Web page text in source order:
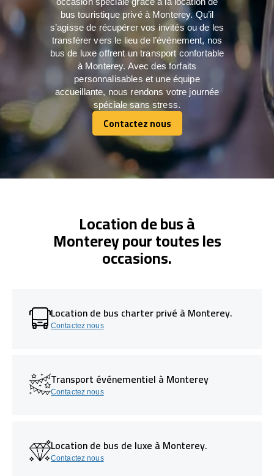
bus touristique privé à Monterey. Qu’il
s’agisse de récupérer vos invités ou de les
transférer vers le lieu de l’événement, nos
bus de luxe offrent un transport confortable
à Monterey. Avec des forfaits
personnalisables et une équipe
accueillante, nous rendons votre journée
spéciale sans stress.
Contactez nous
Contactez nous
Location de bus à
Monterey pour toutes les
occasions.
Location de bus charter privé à Monterey.
Contactez nous
Transport événementiel à Monterey
Contactez nous
Location de bus de luxe à Monterey.
Contactez nous